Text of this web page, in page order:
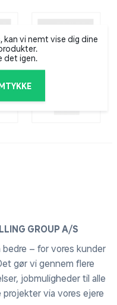
vi nemt vise dig dine
det igen.
GROUP A/S
bedre – for vores kunder
gør vi gennem flere
jobmuligheder til alle
via vores ejere